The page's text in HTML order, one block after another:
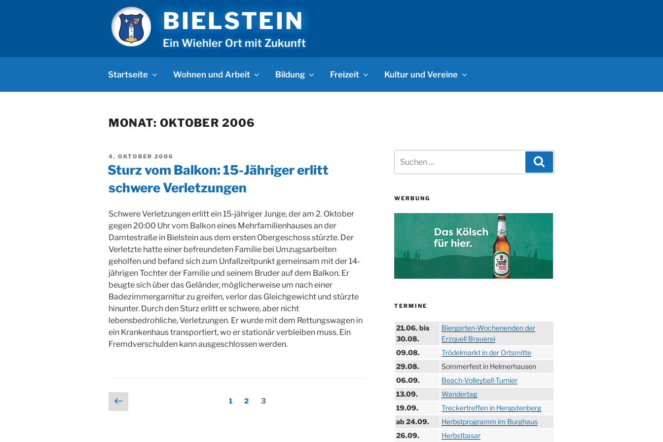
BIELSTEIN
Ein Wiehler Ort mit Zukunft
Startseite Wohnen und Arbeit Bildung Freizeit Kultur und Vereine
MONAT: OKTOBER 2006
VERÖFFENTLICHT
AM
4. OKTOBER 2006
Sturz vom Balkon: 15-Jähriger erlitt
schwere Verletzungen
Schwere Verletzungen erlitt ein 15-jähriger Junge, der am 2. Oktober
gegen 20:00 Uhr vom Balkon eines Mehrfamilienhauses an der
Damtestraße in Bielstein aus dem ersten Obergeschoss stürzte. Der
Verletzte hatte einer befreundeten Familie bei Umzugsarbeiten
geholfen und befand sich zum Unfallzeitpunkt gemeinsam mit der 14-
jährigen Tochter der Familie und seinem Bruder auf dem Balkon. Er
beugte sich über das Geländer, möglicherweise um nach einer
Badezimmergarnitur zu greifen, verlor das Gleichgewicht und stürzte
hinunter. Durch den Sturz erlitt er schwere, aber nicht
lebensbedrohliche, Verletzungen. Er wurde mit dem Rettungswagen in
ein Krankenhaus transportiert, wo er stationär verbleiben muss. Ein
Fremdverschulden kann ausgeschlossen werden.
Seitennummerierung
Vorherige
Seite
Seite
1 Seite
2 Seite
3
nach:
WERBUNG
TERMINE
21.06. bis
30.08.
Biergarten-Wochenenden der
Erzquell Brauerei
09.08.
Trödelmarkt in der Ortsmitte
29.08.
Sommerfest in Helmerhausen
06.09.
Beach-Volleyball-Turnier
13.09.
Wandertag
19.09.
Treckertreffen in Hengstenberg
ab 24.09.
Herbstprogramm im Burghaus
26.09.
Herbstbasar